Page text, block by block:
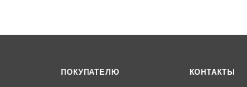
ПОКУПАТЕЛЮ КОНТАКТЫ